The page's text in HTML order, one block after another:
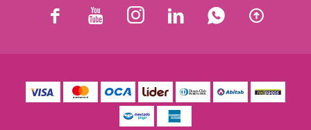
     